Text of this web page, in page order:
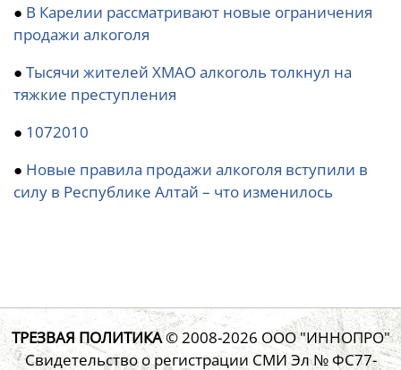
● В Карелии рассматривают новые ограничения
продажи алкоголя
● Тысячи жителей ХМАО алкоголь толкнул на
тяжкие преступления
● 1072010
● Новые правила продажи алкоголя вступили в
силу в Республике Алтай – что изменилось
ТРЕЗВАЯ ПОЛИТИКА© 2008-2026 ООО "ИННОПРО"
Свидетельство о регистрации СМИ Эл № ФС77-